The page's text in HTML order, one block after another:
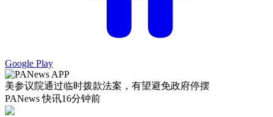
Google Play
美参议院通过临时拨款法案，有望避免政府停摆
PANews 快讯16分钟前